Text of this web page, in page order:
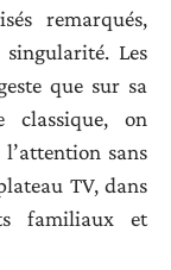
remarqués,
singularité. Les
que sur sa
classique, on
sans
TV, dans
familiaux et